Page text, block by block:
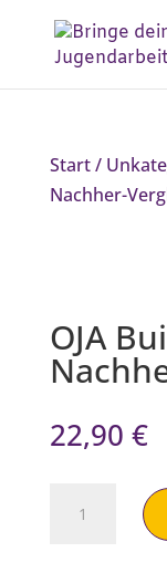
Start/
Nachher-
OJA
22,90 €
Builders